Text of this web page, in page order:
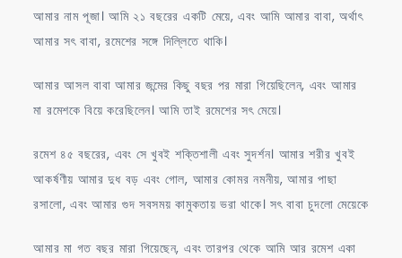
চোদা
আমার নাম পূজা। আমি ২১ বছরের একটি মেয়ে, এবং আমি আমার বাবা, অর্থাৎ
আমার সৎ বাবা, রমেশের সঙ্গে দিল্লিতে থাকি।
আমার আসল বাবা আমার জন্মের কিছু বছর পর মারা গিয়েছিলেন, এবং আমার
মা রমেশকে বিয়ে করেছিলেন। আমি তাই রমেশের সৎ মেয়ে।
রমেশ ৪৫ বছরের, এবং সে খুবই শক্তিশালী এবং সুদর্শন। আমার শরীর খুবই
আকর্ষণীয় আমার দুধ বড় এবং গোল, আমার কোমর নমনীয়, আমার পাছা
রসালো, এবং আমার গুদ সবসময় কামুকতায় ভরা থাকে। সৎ বাবা চুদলো মেয়েকে
আমার মা গত বছর মারা গিয়েছেন, এবং তারপর থেকে আমি আর রমেশ একা